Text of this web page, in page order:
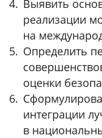
Выявить
реализации
на
Определить
оценки
интеграции
в